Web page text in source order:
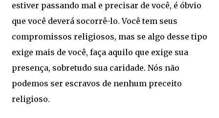
estiver passando mal e precisar de você, é óbvio
que você deverá socorrê-lo. Você tem seus
compromissos religiosos, mas se algo desse tipo
exige mais de você, faça aquilo que exige sua
presença, sobretudo sua caridade. Nós não
podemos ser escravos de nenhum preceito
religioso.